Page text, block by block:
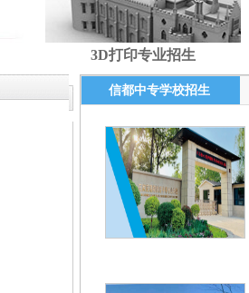
3D打印专业招生
信都中专学校招生